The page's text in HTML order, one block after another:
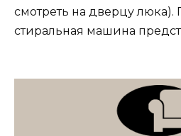
смотреть на дверцу люка).
стиральная машина